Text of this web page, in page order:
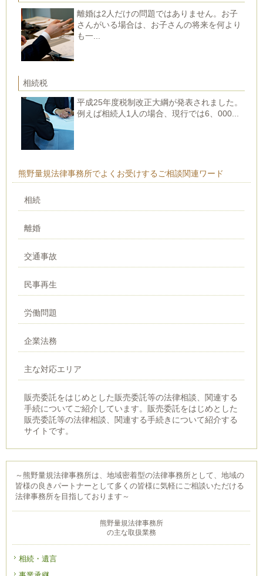
～熊野量規法律事務所は、地域密着型の法律事務所として、地域の
皆様の良きパートナーとして多くの皆様に気軽にご相談いただける
法律事務所を目指しております～
熊野量規法律事務所
の主な取扱業務
相続・遺言
離婚は2人だけの問題ではありません。お子
さんがいる場合は、お子さんの将来を何より
も一...
相続税
平成25年度税制改正大綱が発表されました。
例えば相続人1人の場合、現行では6、000...
熊野量規法律事務所でよくお受けするご相談関連ワード
相続
離婚
交通事故
民事再生
労働問題
企業法務
主な対応エリア
販売委託をはじめとした販売委託等の法律相談、関連する
手続についてご紹介しています。販売委託をはじめとした
販売委託等の法律相談、関連する手続きについて紹介する
サイトです。